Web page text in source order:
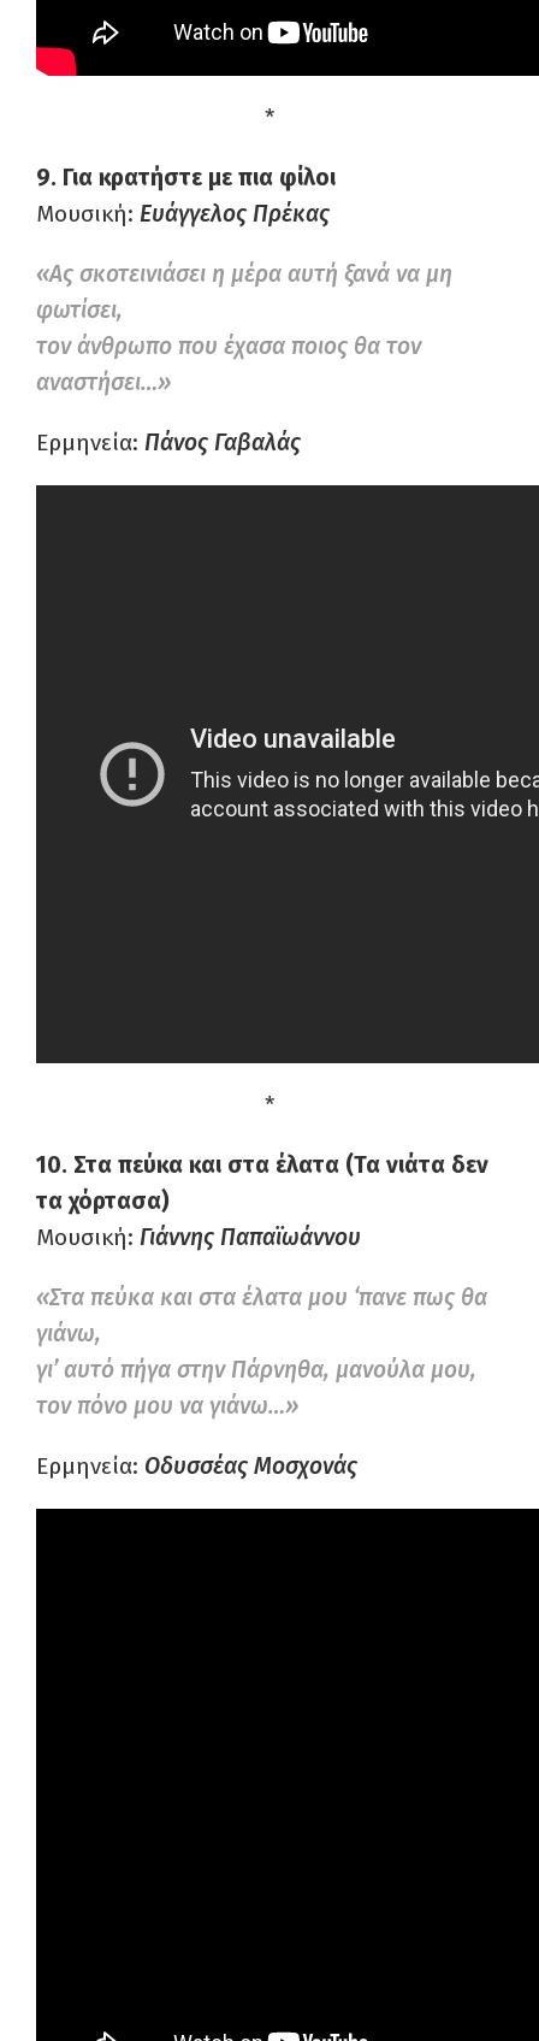
*
9. Για κρατήστε με πια φίλοι
Μουσική: Ευάγγελος Πρέκας
«Ας σκοτεινιάσει η μέρα αυτή ξανά να μη
φωτίσει,
τον άνθρωπο που έχασα ποιος θα τον
αναστήσει…»
Ερμηνεία: Πάνος Γαβαλάς
*
10. Στα πεύκα και στα έλατα (Τα νιάτα δεν
τα χόρτασα)
Μουσική: Γιάννης Παπαϊωάννου
«Στα πεύκα και στα έλατα μου ‘πανε πως θα
γιάνω,
γι’ αυτό πήγα στην Πάρνηθα, μανούλα μου,
τον πόνο μου να γιάνω…»
Ερμηνεία: Οδυσσέας Μοσχονάς